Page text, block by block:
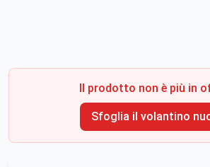
Il prodotto non è più in
Sfoglia il volantino